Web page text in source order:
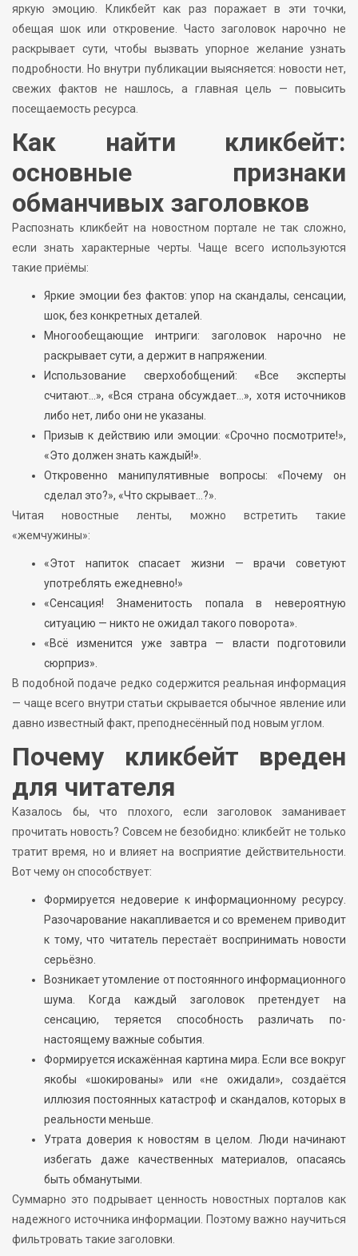
яркую эмоцию. Кликбейт как раз поражает в эти точки,
обещая шок или откровение. Часто заголовок нарочно не
раскрывает сути, чтобы вызвать упорное желание узнать
подробности. Но внутри публикации выясняется: новости нет,
свежих фактов не нашлось, а главная цель — повысить
посещаемость ресурса.
Как найти кликбейт:
основные признаки
обманчивых заголовков
Распознать кликбейт на новостном портале не так сложно,
если знать характерные черты. Чаще всего используются
такие приёмы:
Яркие эмоции без фактов: упор на скандалы, сенсации,
шок, без конкретных деталей.
Многообещающие интриги: заголовок нарочно не
раскрывает сути, а держит в напряжении.
Использование сверхобобщений: «Все эксперты
считают…», «Вся страна обсуждает…», хотя источников
либо нет, либо они не указаны.
Призыв к действию или эмоции: «Срочно посмотрите!»,
«Это должен знать каждый!».
Откровенно манипулятивные вопросы: «Почему он
сделал это?», «Что скрывает…?».
Читая новостные ленты, можно встретить такие
«жемчужины»:
«Этот напиток спасает жизни — врачи советуют
употреблять ежедневно!»
«Сенсация! Знаменитость попала в невероятную
ситуацию — никто не ожидал такого поворота».
«Всё изменится уже завтра — власти подготовили
сюрприз».
В подобной подаче редко содержится реальная информация
— чаще всего внутри статьи скрывается обычное явление или
давно известный факт, преподнесённый под новым углом.
Почему кликбейт вреден
для читателя
Казалось бы, что плохого, если заголовок заманивает
прочитать новость? Совсем не безобидно: кликбейт не только
тратит время, но и влияет на восприятие действительности.
Вот чему он способствует:
Формируется недоверие к информационному ресурсу.
Разочарование накапливается и со временем приводит
к тому, что читатель перестаёт воспринимать новости
серьёзно.
Возникает утомление от постоянного информационного
шума. Когда каждый заголовок претендует на
сенсацию, теряется способность различать по-
настоящему важные события.
Формируется искажённая картина мира. Если все вокруг
якобы «шокированы» или «не ожидали», создаётся
иллюзия постоянных катастроф и скандалов, которых в
реальности меньше.
Утрата доверия к новостям в целом. Люди начинают
избегать даже качественных материалов, опасаясь
быть обманутыми.
Суммарно это подрывает ценность новостных порталов как
надежного источника информации. Поэтому важно научиться
фильтровать такие заголовки.